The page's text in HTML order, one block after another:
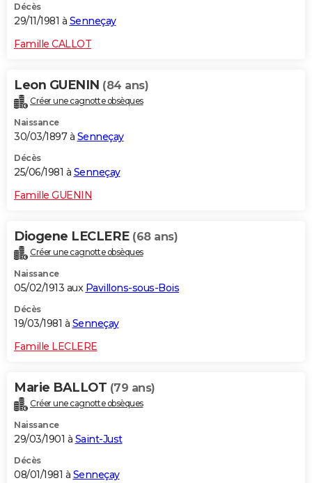
Décès
29/11/1981 à Senneçay
Famille CALLOT
Leon GUENIN (84 ans)
Créer une cagnotte obsèques
Naissance
30/03/1897 à Senneçay
Décès
25/06/1981 à Senneçay
Famille GUENIN
Diogene LECLERE (68 ans)
Créer une cagnotte obsèques
Naissance
05/02/1913 aux Pavillons-sous-Bois
Décès
19/03/1981 à Senneçay
Famille LECLERE
Marie BALLOT (79 ans)
Créer une cagnotte obsèques
Naissance
29/03/1901 à Saint-Just
Décès
08/01/1981 à Senneçay